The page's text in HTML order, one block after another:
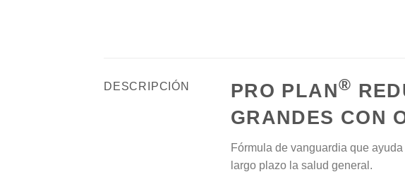
DESCRIPCIÓN PRO PLAN®
GRANDES CON
Fórmula de vanguardia que
largo plazo la salud general.